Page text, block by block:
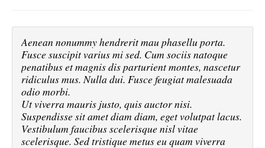
Aenean nonummy hendrerit mau phasellu porta.
Fusce suscipit varius mi sed. Cum sociis natoque
penatibus et magnis dis parturient montes, nascetur
ridiculus mus. Nulla dui. Fusce feugiat malesuada
odio morbi.
Ut viverra mauris justo, quis auctor nisi.
Suspendisse sit amet diam diam, eget volutpat lacus.
Vestibulum faucibus scelerisque nisl vitae
scelerisque. Sed tristique metus eu quam viverra